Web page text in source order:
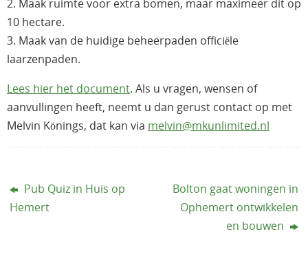
2. Maak ruimte voor extra bomen, maar maximeer dit op
10 hectare.
3. Maak van de huidige beheerpaden officiële
laarzenpaden.
Lees hier het document. Als u vragen, wensen of
aanvullingen heeft, neemt u dan gerust contact op met
Melvin Könings, dat kan via melvin@mkunlimited.nl
Pub Quiz in Huis op
Hemert
Bolton gaat woningen in
Ophemert ontwikkelen
en bouwen